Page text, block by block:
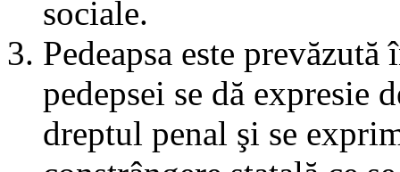
sociale.
Pedeapsa este
pedepsei se dă
dreptul penal şi se